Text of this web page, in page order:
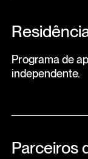
Programa de
independente.
Parceiros